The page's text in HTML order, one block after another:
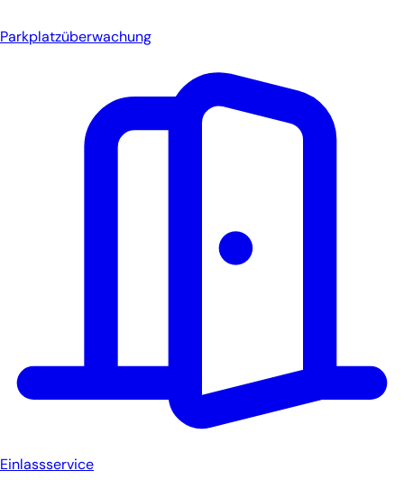
Parkplatzüberwachung
Einlassservice